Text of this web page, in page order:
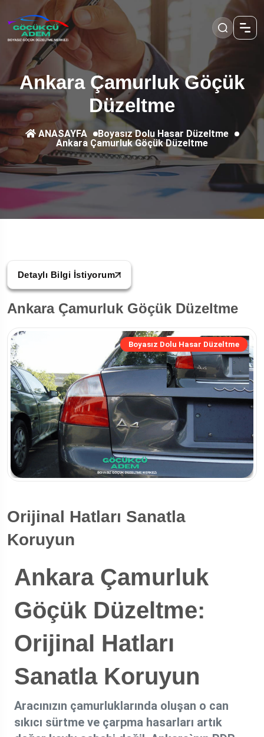
Ankara Çamurluk Göçük
Düzeltme
ANASAYFA
Boyasız Dolu Hasar Düzeltme
Ankara Çamurluk Göçük Düzeltme
Detaylı Bilgi İstiyorum
Ankara Çamurluk Göçük Düzeltme
Boyasız Dolu Hasar Düzeltme
Orijinal Hatları Sanatla
Koruyun
Ankara Çamurluk
Göçük Düzeltme:
Orijinal Hatları
Sanatla Koruyun
Aracınızın çamurluklarında oluşan o can
sıkıcı sürtme ve çarpma hasarları artık